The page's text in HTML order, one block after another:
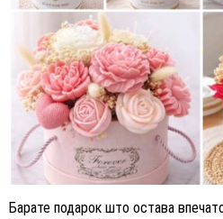
Барате подарок што остава